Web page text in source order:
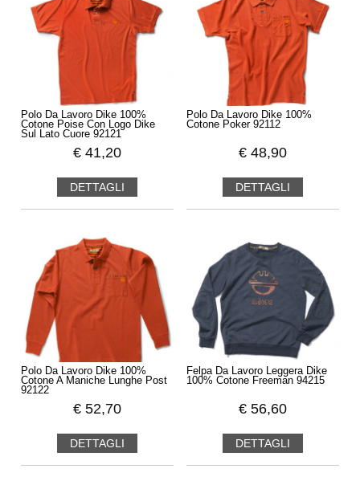
Polo Da Lavoro Dike 100%
Cotone Poise Con Logo Dike
Sul Lato Cuore 92121
€ 41,20
DETTAGLI
Polo Da Lavoro Dike 100%
Cotone Poker 92112
€ 48,90
DETTAGLI
Polo Da Lavoro Dike 100%
Cotone A Maniche Lunghe Post
92122
€ 52,70
DETTAGLI
Felpa Da Lavoro Leggera Dike
100% Cotone Freeman 94215
€ 56,60
DETTAGLI